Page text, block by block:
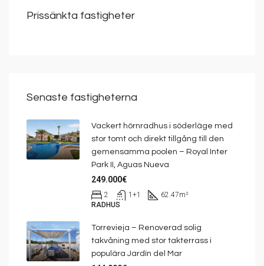
Prissänkta fastigheter
Senaste fastigheterna
Vackert hörnradhus i söderläge med
stor tomt och direkt tillgång till den
gemensamma poolen – Royal Inter
Park II, Aguas Nueva
249.000€
2 1+1 62.47m²
RADHUS
Torrevieja – Renoverad solig
takvåning med stor takterrass i
populära Jardín del Mar